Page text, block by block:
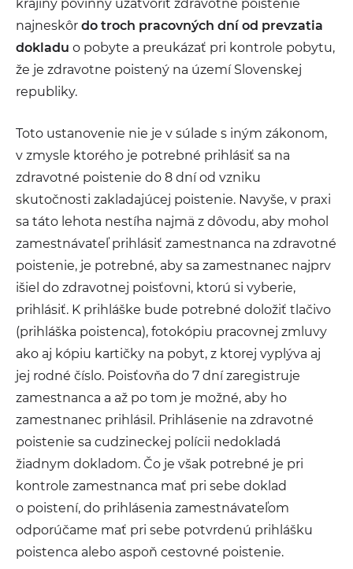
krajiny povinný uzatvoriť zdravotné poistenie
najneskôr do troch pracovných dní od prevzatia
dokladu o pobyte a preukázať pri kontrole pobytu,
že je zdravotne poistený na území Slovenskej
republiky.
Toto ustanovenie nie je v súlade s iným zákonom,
v zmysle ktorého je potrebné prihlásiť sa na
zdravotné poistenie do 8 dní od vzniku
skutočnosti zakladajúcej poistenie. Navyše, v praxi
sa táto lehota nestíha najmä z dôvodu, aby mohol
zamestnávateľ prihlásiť zamestnanca na zdravotné
poistenie, je potrebné, aby sa zamestnanec najprv
išiel do zdravotnej poisťovni, ktorú si vyberie,
prihlásiť. K prihláške bude potrebné doložiť tlačivo
(prihláška poistenca), fotokópiu pracovnej zmluvy
ako aj kópiu kartičky na pobyt, z ktorej vyplýva aj
jej rodné číslo. Poisťovňa do 7 dní zaregistruje
zamestnanca a až po tom je možné, aby ho
zamestnanec prihlásil. Prihlásenie na zdravotné
poistenie sa cudzineckej polícii nedokladá
žiadnym dokladom. Čo je však potrebné je pri
kontrole zamestnanca mať pri sebe doklad
o poistení, do prihlásenia zamestnávateľom
odporúčame mať pri sebe potvrdenú prihlášku
poistenca alebo aspoň cestovné poistenie.